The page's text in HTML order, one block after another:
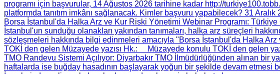
programı için başvurular, 14 Ağustos 2026 tarihine kadar http://
platformda tanıtım imkânı sağlanacak. Kimler başvuru yapabilecek? 31
Borsa İstanbul'da Halka Arz ve Kur Riski Yönetimi Webinar Programı: Türkiye
İstanbul'un sunduğu olanakları yakından tanımaları, halka arz süreçleri
sözleşmeleri hakkında bilgi edinmeleri amacıyla "Borsa İstanbul'da Halka
TOKİ den gelen Müzayede yazısı Hk.: Müzayede konulu TOKİ den gelen
TMO Randevu Sistemi Açılıyor: Diyarbakır TMO İlmüdürlüğünden alınan bir
haftalarda ise buğday hasadının başlayarak yoğun bir şekilde devam etmesi